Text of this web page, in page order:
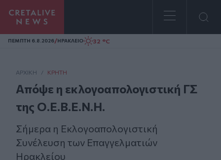
Homepage
ΠΕΜΠΤΗ 6.8.2026/ΗΡΑΚΛΕΙΟ 32 °C
ΑΡΧΙΚΗ / ΚΡΉΤΗ
Απόψε η εκλογοαπολογιστική ΓΣ
της Ο.Ε.Β.Ε.Ν.Η.
Σήμερα η Εκλογοαπολογιστική
Συνέλευση των Επαγγελματιών
Ηρακλείου